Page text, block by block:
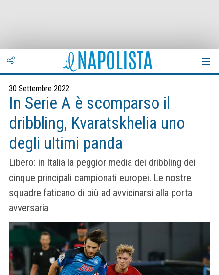
30 Settembre 2022
In Serie A è scomparso il
dribbling, Kvaratskhelia uno
degli ultimi panda
Libero: in Italia la peggior media dei dribbling dei
cinque principali campionati europei. Le nostre
squadre faticano di più ad avvicinarsi alla porta
avversaria